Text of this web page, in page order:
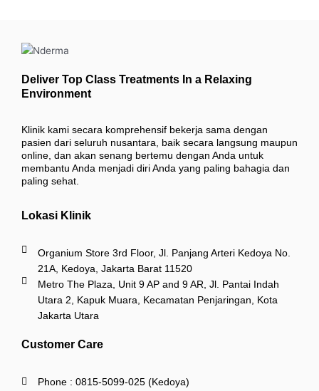
Deliver Top Class Treatments In a Relaxing
Environment
Klinik kami secara komprehensif bekerja sama dengan
pasien dari seluruh nusantara, baik secara langsung maupun
online, dan akan senang bertemu dengan Anda untuk
membantu Anda menjadi diri Anda yang paling bahagia dan
paling sehat.
Lokasi Klinik
Organium Store 3rd Floor, Jl. Panjang Arteri Kedoya No.
21A, Kedoya, Jakarta Barat 11520
Metro The Plaza, Unit 9 AP and 9 AR, Jl. Pantai Indah
Utara 2, Kapuk Muara, Kecamatan Penjaringan, Kota
Jakarta Utara
Customer Care
Phone : 0815-5099-025 (Kedoya)